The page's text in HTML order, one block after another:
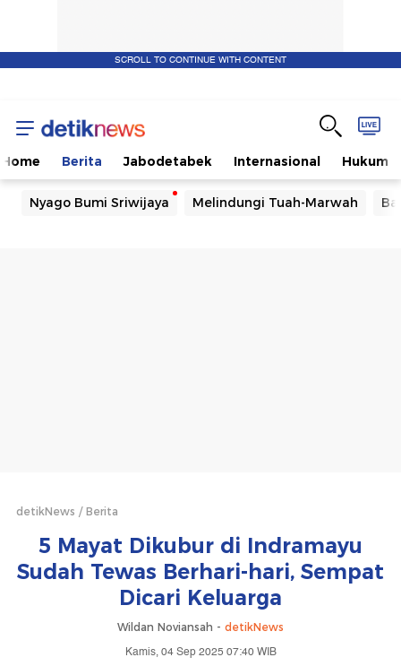
SCROLL TO CONTINUE WITH CONTENT
Home Berita Jabodetabek Internasional Hukum
Nyago Bumi Sriwijaya Melindungi Tuah-Marwah
detikNews Berita
5 Mayat Dikubur di Indramayu
Sudah Tewas Berhari-hari, Sempat
Dicari Keluarga
Wildan Noviansah - detikNews
Kamis, 04 Sep 2025 07:40 WIB